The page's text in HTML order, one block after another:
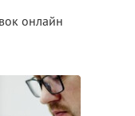
онлайн